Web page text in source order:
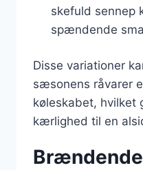
skefuld sennep
spændende
Disse variationer
sæsonens råvarer
køleskabet, hvilket
kærlighed til en